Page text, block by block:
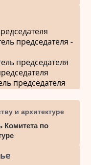
председателя -
председателя
председателя
и архитектуре
Комитета по